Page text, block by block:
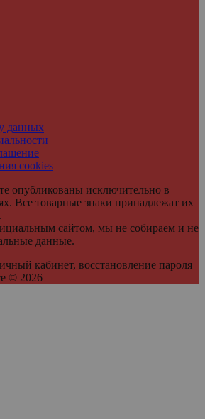
данных
cookies
опубликованы исключительно в
Все товарные знаки принадлежат их
сайтом, мы не собираем и не
данные.
кабинет, восстановление пароля
© 2026